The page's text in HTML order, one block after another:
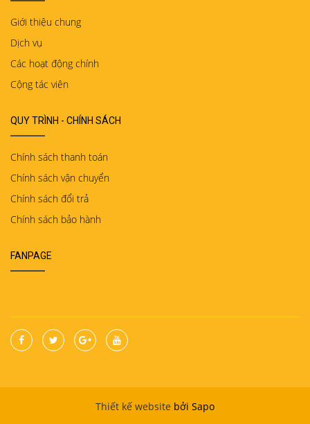
Giới thiệu chung
Dịch vụ
Các hoạt động chính
Cộng tác viên
QUY TRÌNH - CHÍNH SÁCH
Chính sách thanh toán
Chính sách vận chuyển
Chính sách đổi trả
Chính sách bảo hành
FANPAGE
Thiết kế website bởi Sapo